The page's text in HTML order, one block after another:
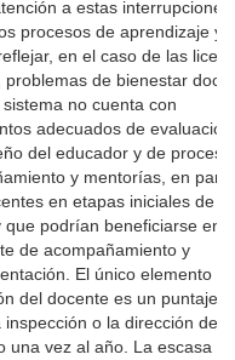
a estas
procesos de aprendizaje y
en el caso de las
problemas de bienestar
no cuenta con
adecuados de
del educador y de
y mentorías, en
en etapas iniciales de
que podrían beneficiarse en
de acompañamiento y
El único elemento de
del docente es un puntaje
inspección o la dirección del
una vez al año. La escasa